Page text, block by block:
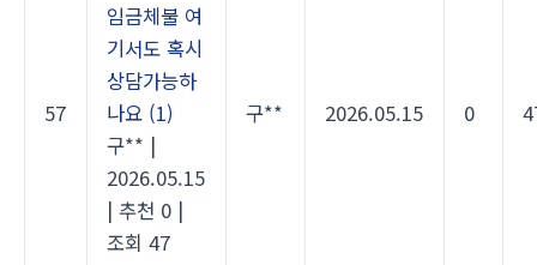
57
임금체불 여
기서도 혹시
상담가능하
나요 (1)
구** |
2026.05.15
| 추천 0 |
조회 47
구** 2026.05.15 0